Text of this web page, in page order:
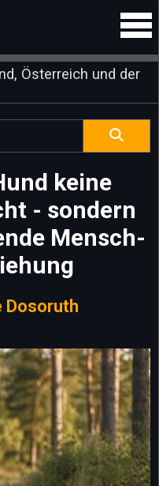
Österreich und der
keine
- sondern
Mensch-
Dosoruth